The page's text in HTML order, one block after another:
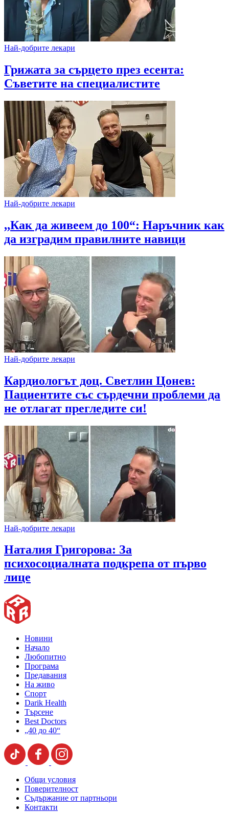
Най-добрите лекари
Грижата за сърцето през есента:
Съветите на специалистите
Най-добрите лекари
,,Как да живеем до 100“: Наръчник как
да изградим правилните навици
Най-добрите лекари
Кардиологът доц. Светлин Цонев:
Пациентите със сърдечни проблеми да
не отлагат прегледите си!
Най-добрите лекари
Наталия Григорова: За
психосоциалната подкрепа от първо
лице
Новини
Начало
Любопитно
Програма
Предавания
На живо
Спорт
Darik Health
Търсене
Best Doctors
„40 до 40“
Общи условия
Поверителност
Съдържание от партньори
Контакти